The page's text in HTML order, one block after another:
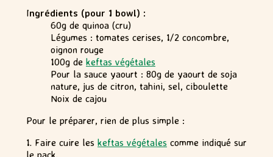
Ingrédients (pour 1 bowl) :
60g de quinoa (cru)
Légumes : tomates cerises, 1/2 concombre,
oignon rouge
100g de keftas végétales
Pour la sauce yaourt : 80g de yaourt de soja
nature, jus de citron, tahini, sel, ciboulette
Noix de cajou
Pour le préparer, rien de plus simple :
1. Faire cuire les keftas végétales comme indiqué sur
le pack.